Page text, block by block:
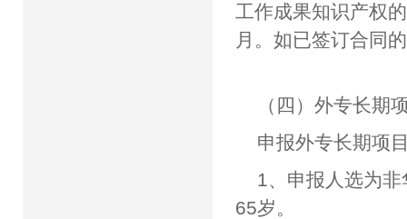
工作成果知识产权
月。如已签订合同
（四）外专长期
申报外专长期项
1、申报人选为
65岁。